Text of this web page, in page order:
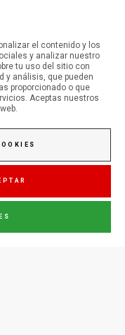
el contenido y los
y analizar nuestro
tu uso del sitio con
y análisis, que pueden
proporcionado o que
Aceptas nuestros